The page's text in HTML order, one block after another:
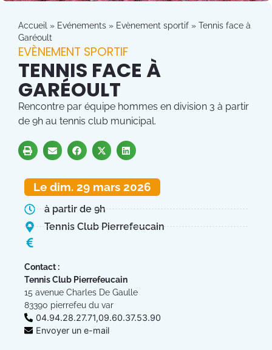
Accueil » Evénements » Evènement sportif » Tennis face à
Garéoult
EVÈNEMENT SPORTIF
TENNIS FACE À
GARÉOULT
Rencontre par équipe hommes en division 3 à partir
de 9h au tennis club municipal.
Le dim. 29 mars 2026
à partir de 9h
Tennis Club Pierrefeucain
Contact :
Tennis Club Pierrefeucain
15 avenue Charles De Gaulle
83390 pierrefeu du var
04.94.28.27.71,09.60.37.53.90
Envoyer un e-mail